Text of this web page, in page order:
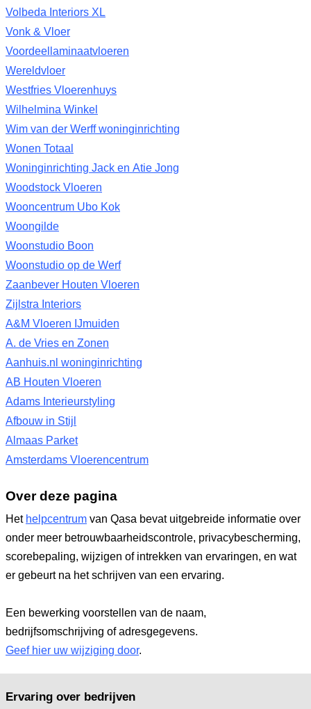
Volbeda Interiors XL
Vonk & Vloer
Voordeellaminaatvloeren
Wereldvloer
Westfries Vloerenhuys
Wilhelmina Winkel
Wim van der Werff woninginrichting
Wonen Totaal
Woninginrichting Jack en Atie Jong
Woodstock Vloeren
Wooncentrum Ubo Kok
Woongilde
Woonstudio Boon
Woonstudio op de Werf
Zaanbever Houten Vloeren
Zijlstra Interiors
A&M Vloeren IJmuiden
A. de Vries en Zonen
Aanhuis.nl woninginrichting
AB Houten Vloeren
Adams Interieurstyling
Afbouw in Stijl
Almaas Parket
Amsterdams Vloerencentrum
Over deze pagina
Het helpcentrum van Qasa bevat uitgebreide informatie over
onder meer betrouwbaarheidscontrole, privacybescherming,
scorebepaling, wijzigen of intrekken van ervaringen, en wat
er gebeurt na het schrijven van een ervaring.
Een bewerking voorstellen van de naam,
bedrijfsomschrijving of adresgegevens.
Geef hier uw wijziging door.
Ervaring over bedrijven